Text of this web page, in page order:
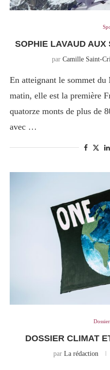
SOPHIE LAVAUD AUX
par Camille Saint-
En atteignant le sommet
matin, elle est la première
quatorze monts de plus de
avec …
DOSSIER CLIMAT
par La rédaction